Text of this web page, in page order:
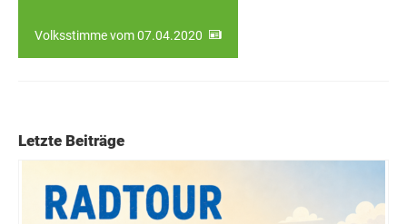
Volksstimme vom 07.04.2020
Letzte Beiträge